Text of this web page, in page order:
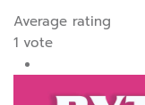
Average rating
1 vote